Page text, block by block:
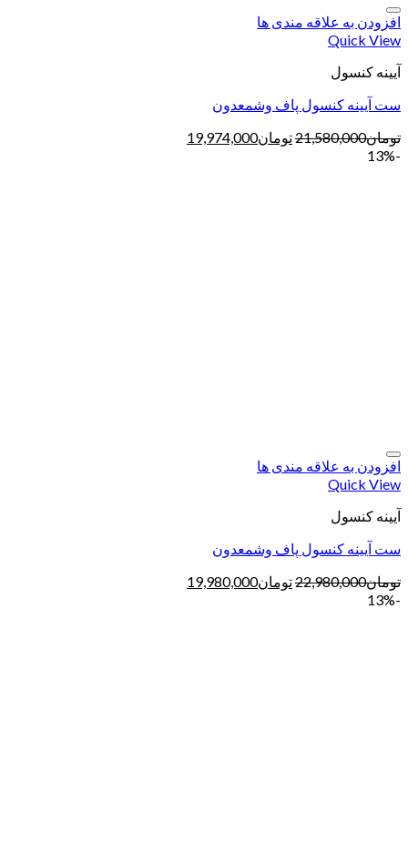
افزودن به علاقه مندی ها
Quick View
آیینه کنسول
ست آیینه کنسول پاف وشمعدون
تومان21,580,000تومان19,974,000
-13%
افزودن به علاقه مندی ها
Quick View
آیینه کنسول
ست آیینه کنسول پاف وشمعدون
تومان22,980,000تومان19,980,000
-13%